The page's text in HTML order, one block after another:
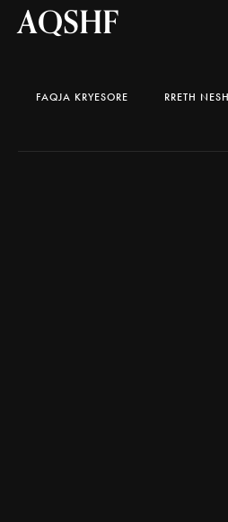
AQSHF
FAQJA KRYESORE RRETH NESH